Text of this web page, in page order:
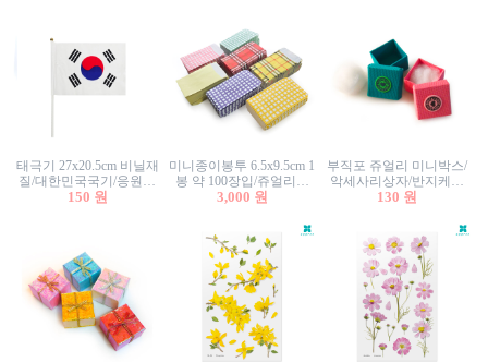
태극기 27x20.5cm 비닐재
질/대한민국국기/응원깃
발/행사깃발
150 원
미니종이봉투 6.5x9.5cm 1
봉 약 100장입/쥬얼리봉
투/증명사진봉투/악세사
3,000 원
부직포 쥬얼리 미니박스/
악세사리상자/반지케이
스/반지상자/귀걸이상자/
130 원